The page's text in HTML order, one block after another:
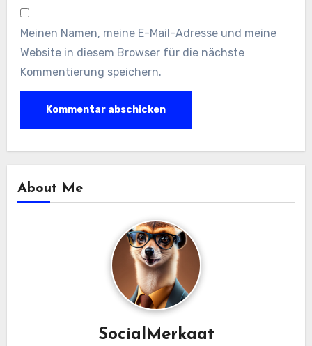
Meinen Namen, meine E-Mail-Adresse und meine
Website in diesem Browser für die nächste
Kommentierung speichern.
About Me
SocialMerkaat